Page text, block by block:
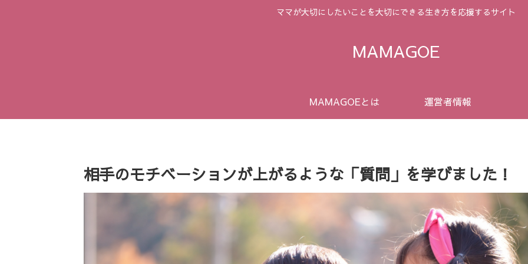
ママが大切にしたいことを大切にできる生き方を応援するサイト
MAMAGOE
MAMAGOEとは 運営者情報
相手のモチベーションが上がるような「質問」を学びました！